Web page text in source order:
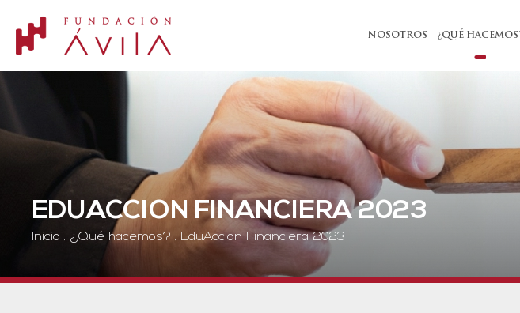
NOSOTROS ¿QUÉ
EDUACCION FINANCIERA 2023
Inicio . ¿Qué hacemos? . EduAccion Financiera 2023